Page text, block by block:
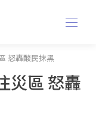
怒轟酸民抹黑
災區 怒轟